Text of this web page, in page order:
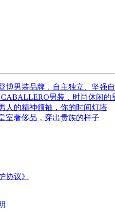
博男装品牌，自主独立、坚强
CABALLERO男装，时尚休闲的
人的精神领袖，你的时间灯塔
室奢侈品，穿出贵族的样子
协议》